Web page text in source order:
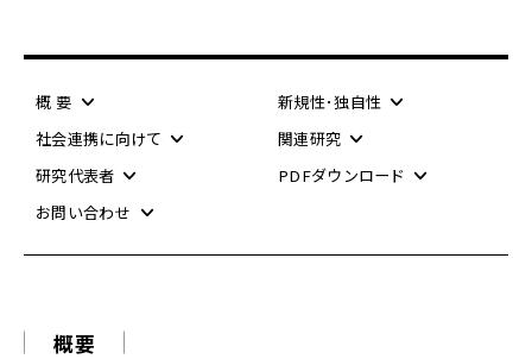
概 要
新規性･独自性
社会連携に向けて
関連研究
研究代表者
PDFダウンロード
お問い合わせ
概要